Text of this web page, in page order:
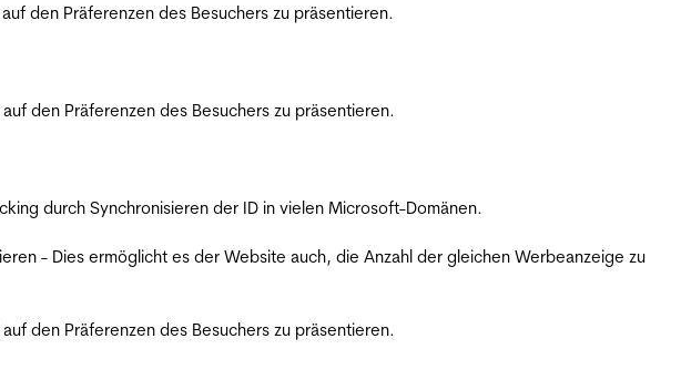
den Präferenzen des Besuchers zu präsentieren.
den Präferenzen des Besuchers zu präsentieren.
durch Synchronisieren der ID in vielen Microsoft-Domänen.
- Dies ermöglicht es der Website auch, die Anzahl der gleichen Werbeanzeige zu
den Präferenzen des Besuchers zu präsentieren.